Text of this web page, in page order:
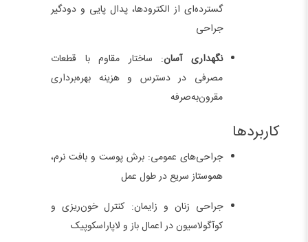
گسترده‌ای از الکترودها، پدال پایی و دودگیر
جراحی
نگهداری آسان: ساختار مقاوم با قطعات
مصرفی در دسترس و هزینه بهره‌برداری
مقرون‌به‌صرفه
کاربردها
جراحی‌های عمومی: برش پوست و بافت نرم،
هموستاز سریع در طول عمل
جراحی زنان و زایمان: کنترل خون‌ریزی و
کوآگولاسیون در اعمال باز و لاپاراسکوپیک